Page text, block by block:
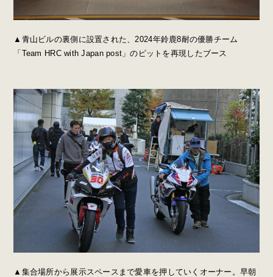
▲青山ビルの裏側に設置された、2024年鈴鹿8耐の優勝チーム
「Team HRC with Japan post」のピットを再現したブース
▲集合場所から展示スペースまで愛車を押していくオーナー。早朝